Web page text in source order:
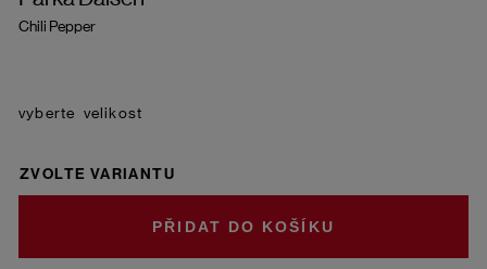
Chili Pepper
velikost
ZVOLTE VARIANTU
DO KOŠÍKU